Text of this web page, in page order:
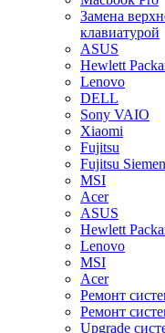
Замена
клавиатурой
ASUS
Hewlett
Lenovo
DELL
Sony VAIO
Xiaomi
Fujitsu
Fujitsu
MSI
Acer
ASUS
Hewlett
Lenovo
MSI
Acer
Ремонт
Ремонт
Upgrade